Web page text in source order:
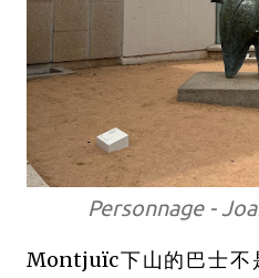
Personnage -
Montjuïc下山的巴士不